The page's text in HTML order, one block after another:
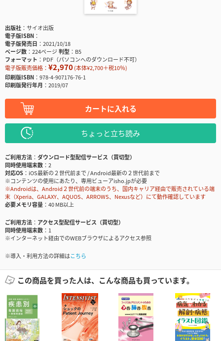
出版社
サイオ出版
電子版ISBN
電子版発売日
2021/10/18
ページ数
224ページ判型
B5
フォーマット
PDF（パソコンへのダウンロード不可）
電子版販売価格： ¥2,970(本体¥2,700＋税10％)
印刷版ISBN
978-4-907176-76-1
印刷版発行年月
2019/07
カートに入れる
ちょっと立ち読み
ご利用方法
ダウンロード型配信サービス（買切型）
同時使用端末数
2
対応OS
iOS最新の２世代前まで / Android最新の２世代前まで
※コンテンツの使用にあたり、専用ビューアisho.jpが必要
※Androidは、Android２世代前の端末のうち、国内キャリア経由で販売されている端
末（Xperia、GALAXY、AQUOS、ARROWS、Nexusなど）にて動作確認しています
必要メモリ容量
40 MB以上
ご利用方法
アクセス型配信サービス（買切型）
同時使用端末数
1
※インターネット経由でのWEBブラウザによるアクセス参照
※導入・利用方法の詳細はこちら
この商品を買った人は、こんな商品も買っています。